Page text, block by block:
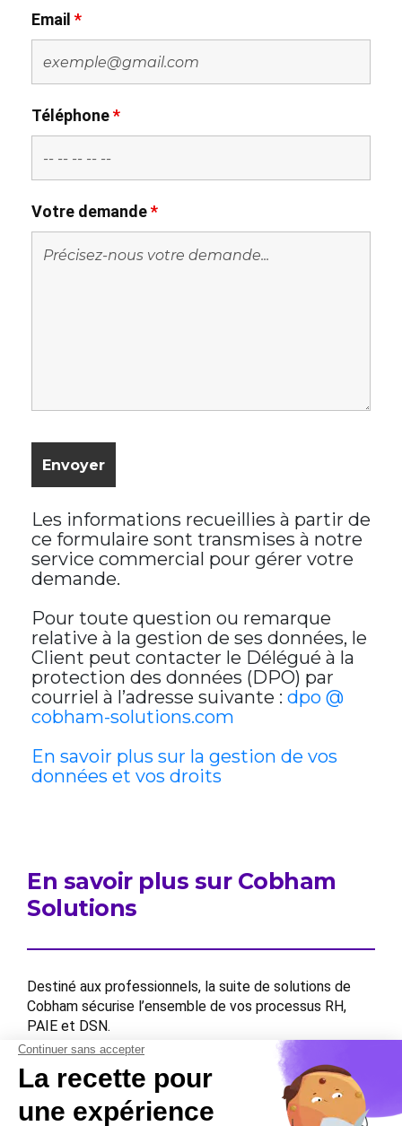
Email *
Téléphone*
Votre demande*
Les informations recueillies à partir de
ce formulaire sont transmises à notre
service commercial pour gérer votre
demande.
Pour toute question ou remarque
relative à la gestion de ses données, le
Client peut contacter le Délégué à la
protection des données (DPO) par
courriel à l’adresse suivante : dpo @
cobham-solutions.com
En savoir plus sur la gestion de vos
données et vos droits
En savoir plus sur Cobham
Solutions
Destiné aux professionnels, la suite de solutions de
Cobham sécurise l’ensemble de vos processus RH,
PAIE et DSN.
Contactez-nous